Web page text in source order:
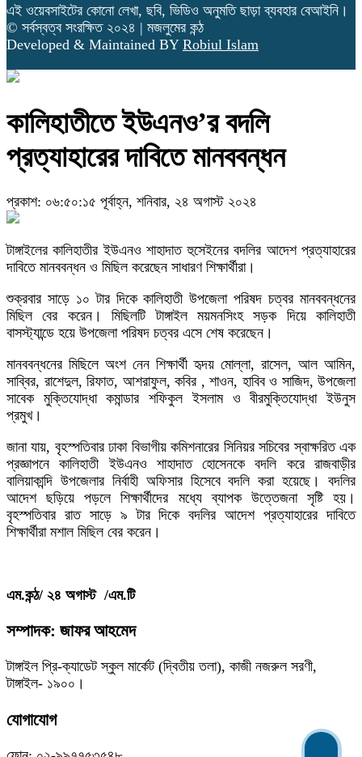
এই ওয়েবসাইটের কোনো লেখা, ছবি, ভিডিও অনুমতি ছাড়া ব্যবহার বেআইনি।
© সর্বস্বত্ব সংরক্ষিত ২০২৪ | মজলুমের কন্ঠ
Developed & Maintained BY Robiul Islam
কালিহাতীতে ইউএনও’র বদলি
প্রত্যাহারের দাবিতে মানববন্ধন
প্রকাশ: ০৬:৫০:১৫ পূর্বাহ্ন, শনিবার, ২৪ অগাস্ট ২০২৪
টাঙ্গাইলের কালিহাতীর ইউএনও শাহাদাত হুসেইনের বদলির আদেশ প্রত্যাহারের
দাবিতে মানববন্ধন ও মিছিল করেছেন সাধারণ শিক্ষার্থীরা।
শুক্রবার সাড়ে ১০ টার দিকে কালিহাতী উপজেলা পরিষদ চত্বর মানববন্ধনের
মিছিল বের করেন। মিছিলটি টাঙ্গাইল ময়মনসিংহ সড়ক দিয়ে কালিহাতী
বাসস্ট্যান্ডে হয়ে উপজেলা পরিষদ চত্বর এসে শেষ করেছেন।
মানববন্ধনের মিছিলে অংশ নেন শিক্ষার্থী হৃদয় মোল্লা, রাসেল, আল আমিন,
সাব্বির, রাশেদুল, রিফাত, আশরাফুল, কবির , শাওন, হাবিব ও সাজিদ, উপজেলা
সাবেক মুক্তিযোদ্ধা কমান্ডার শফিকুল ইসলাম ও বীরমুক্তিযোদ্ধা ইউনুস
প্রমুখ।
জানা যায়, বৃহস্পতিবার ঢাকা বিভাগীয় কমিশনারের সিনিয়র সচিবের স্বাক্ষরিত এক
প্রজ্ঞাপনে কালিহাতী ইউএনও শাহাদাত হোসেনকে বদলি করে রাজবাড়ীর
বালিয়াকান্দি উপজেলার নির্বাহী অফিসার হিসেবে বদলি করা হয়েছে। বদলির
আদেশ ছড়িয়ে পড়লে শিক্ষার্থীদের মধ্যে ব্যাপক উত্তেজনা সৃষ্টি হয়।
বৃহস্পতিবার রাত সাড়ে ৯ টার দিকে বদলির আদেশ প্রত্যাহারের দাবিতে
শিক্ষার্থীরা মশাল মিছিল বের করেন।
এম.কন্ঠ/ ২৪ অগাস্ট /এম.টি
সম্পাদক: জাফর আহমেদ
টাঙ্গাইল প্রি-ক্যাডেট স্কুল মার্কেট (দ্বিতীয় তলা), কাজী নজরুল সরণী,
টাঙ্গাইল- ১৯০০।
যোগাযোগ